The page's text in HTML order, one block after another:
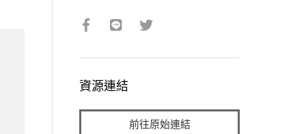
資源連結
前往原始連結